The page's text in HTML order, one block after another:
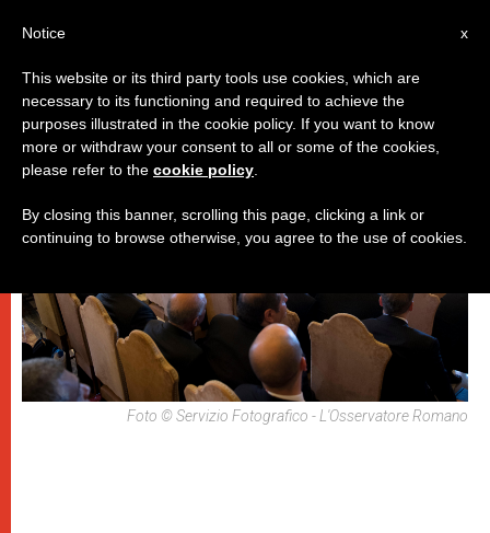
PAPI
Foto © Servizio Fotografico - L'Osservatore Romano
x
Notice
This website or its third party tools use cookies, which are
necessary to its functioning and required to achieve the
purposes illustrated in the cookie policy. If you want to know
more or withdraw your consent to all or some of the cookies,
please refer to the cookie policy
By closing this banner, scrolling this page, clicking a link or
continuing to browse otherwise, you agree to the use of cookies.